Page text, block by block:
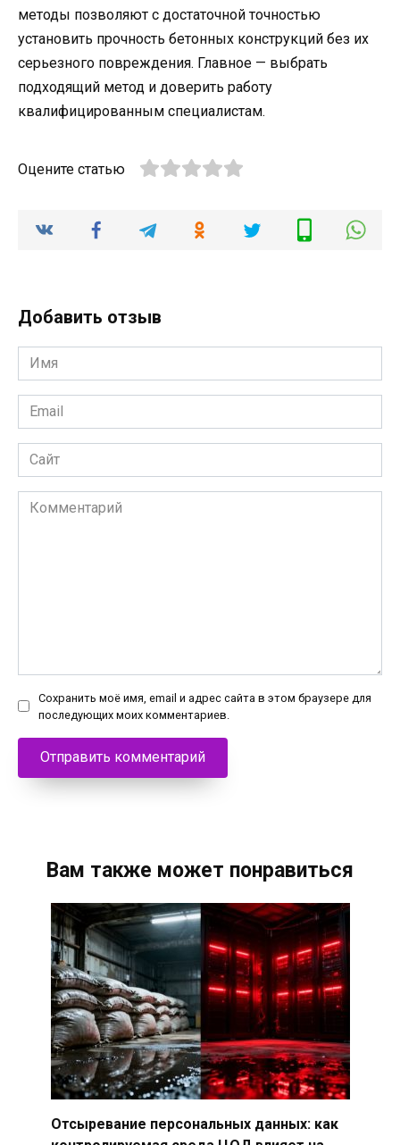
методы позволяют с достаточной точностью
установить прочность бетонных конструкций без их
серьезного повреждения. Главное — выбрать
подходящий метод и доверить работу
квалифицированным специалистам.
Оцените статью
Добавить отзыв
Имя
*
Email
*
Сайт
Комментарий
Сохранить моё имя, email и адрес сайта в этом браузере для
последующих моих комментариев.
Вам также может понравиться
Отсыревание персональных данных: как